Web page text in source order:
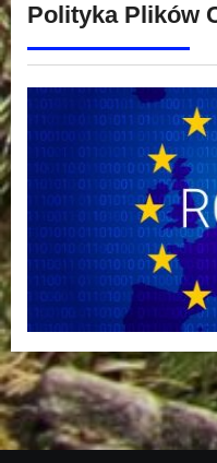
Polityka Plików